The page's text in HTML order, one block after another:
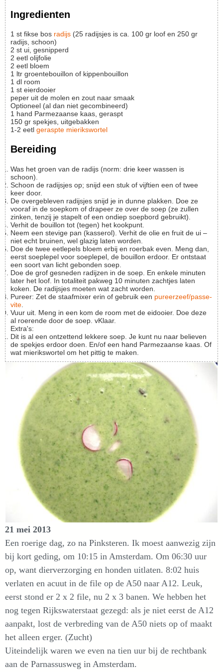
Ingredienten
1 st fikse bos radijs (25 radijsjes is ca. 100 gr loof en 250 gr
radijs, schoon)
2 st ui, gesnipperd
2 eetl olijfolie
2 eetl bloem
1 ltr groentebouillon of kippenbouillon
1 dl room
1 st eierdooier
peper uit de molen en zout naar smaak
Optioneel (al dan niet gecombineerd)
1 hand Parmezaanse kaas, geraspt
150 gr spekjes, uitgebakken
1-2 eetl geraspte mierikswortel
Bereiding
Was het groen van de radijs (norm: drie keer wassen is
schoon).
Schoon de radijsjes op; snijd een stuk of vijftien een of twee
keer door.
De overgebleven radijsjes snijd je in dunne plakken. Doe ze
vooraf in de soepkom of drapeer ze over de soep (ze zullen
zinken, tenzij je stapelt of een ondiep soepbord gebruikt).
Verhit de bouillon tot (tegen) het kookpunt.
Neem een stevige pan (kasserol). Verhit de olie en fruit de ui –
niet echt bruinen, wel glazig laten worden.
Doe de twee eetlepels bloem erbij en roerbak even. Meng dan,
eerst soeplepel voor soeplepel, de bouillon erdoor. Er ontstaat
een soort van licht gebonden soep.
Doe de grof gesneden radijzen in de soep. En enkele minuten
later het loof. In totaliteit pakweg 10 minuten zachtjes laten
koken. De radijsjes moeten wat zacht worden.
Pureer: Zet de staafmixer erin of gebruik een pureerzeef/passe-
vite
Vuur uit. Meng in een kom de room met de eidooier. Doe deze
al roerende door de soep. vKlaar.
Extra's:
Dit is al een ontzettend lekkere soep. Je kunt nu naar believen
de spekjes erdoor doen. En/of een hand Parmezaanse kaas. Of
wat mierikswortel om het pittig te maken.
21 mei 2013
Een roerige dag, zo na Pinksteren. Ik moest aanwezig zijn
bij kort geding, om 10:15 in Amsterdam. Om 06:30 uur
op, want dierverzorging en honden uitlaten. 8:02 huis
verlaten en acuut in de file op de A50 naar A12. Leuk,
eerst stond er 2 x 2 file, nu 2 x 3 banen. We hebben het
nog tegen Rijkswaterstaat gezegd: als je niet eerst de A12
aanpakt, lost de verbreding van de A50 niets op of maakt
het alleen erger. (Zucht)
Uiteindelijk waren we even na tien uur bij de rechtbank
aan de Parnassusweg in Amsterdam.